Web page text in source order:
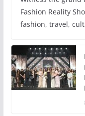
Fashion Reality
fashion, travel,